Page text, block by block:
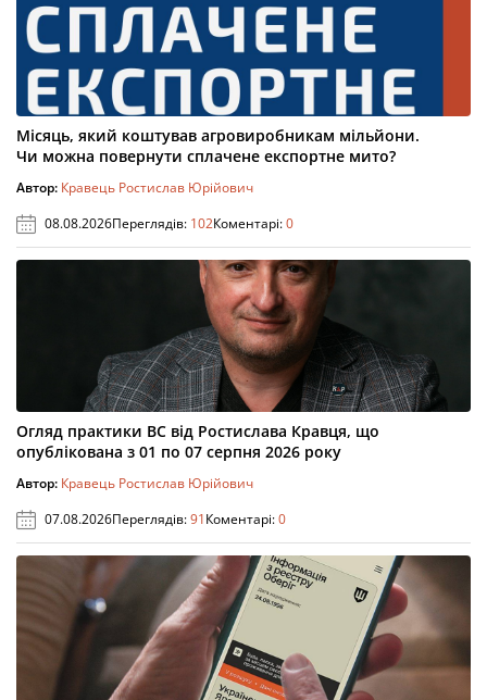
Місяць, який коштував агровиробникам мільйони.
Чи можна повернути сплачене експортне мито?
Автор: Кравець Ростислав Юрійович
08.08.2026Переглядів: 102Коментарі:0
Огляд практики ВС від Ростислава Кравця, що
опублікована з 01 по 07 серпня 2026 року
Автор: Кравець Ростислав Юрійович
07.08.2026Переглядів:91Коментарі:0